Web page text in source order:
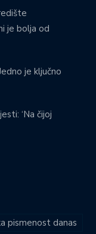
je bolja od
je ključno
‘Na čijoj
pismenost danas